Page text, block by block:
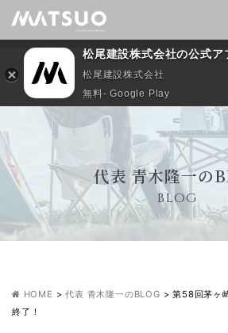
代表 青木隆一の
BLOG
HOME >代表 青木隆一のBLOG >第58回茅ヶ
終了！
松尾建設株式会社の公式ア
松尾建設株式会社
無料- Google Play